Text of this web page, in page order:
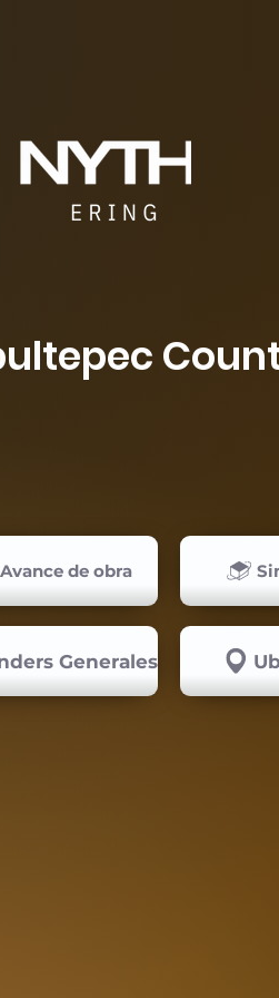
Avance de obra
Generales